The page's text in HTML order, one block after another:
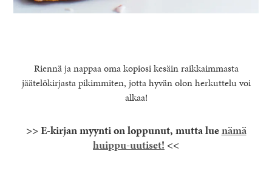
Riennä ja nappaa oma kopiosi kesäin raikkaimmasta
jäätelökirjasta pikimmiten, jotta hyvän olon herkuttelu voi
alkaa!
>> E-kirjan myynti on loppunut, mutta luenämä
huippu-uutiset! <<